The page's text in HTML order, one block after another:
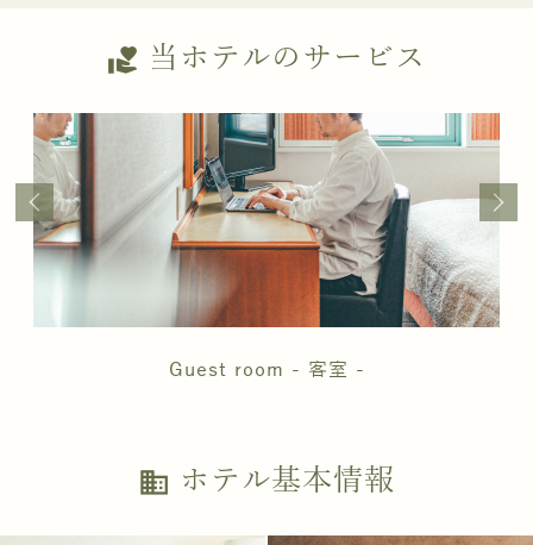
volunteer_activism 当ホテルのサービス
Guest room - 客室 -
business ホテル基本情報